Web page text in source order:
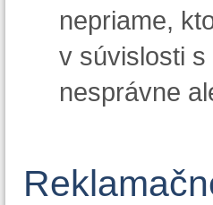
nepriame,
v súvislosti
nesprávne